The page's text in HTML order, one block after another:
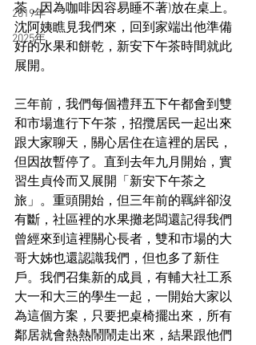
2019年
2025年
茶，因為咖啡因容易睡不著)放在桌上。
沈阿姨瞧見我們來，回到家端出他準備
好的水果和餅乾，新安下午茶時間就此
展開。
三年前，我們每個禮拜五下午都會到雙
和市場進行下午茶，招攬居民一起出來
跟大家聊天，關心居住在這裡的居民，
但因故暫停了。直到去年九月開始，實
習生貞伶而又展開「新安下午茶之
旅」。重頭開始，但三年前的羈絆卻沒
有斷，社區裡的水果攤老闆還記得我們
曾經來到這裡關心長者，雙和市場的大
哥大姊也還認識我們，但也多了新住
戶。我們召集新的成員，有輔大社工系
大一和大三的學生一起，一開始大家以
為這個方案，只要把桌椅擺出來，所有
鄰居就會熱熱鬧鬧走出來，結果跟他們